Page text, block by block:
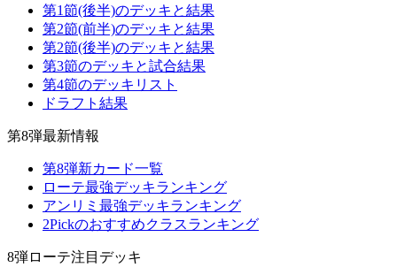
第1節(後半)のデッキと結果
第2節(前半)のデッキと結果
第2節(後半)のデッキと結果
第3節のデッキと試合結果
第4節のデッキリスト
ドラフト結果
第8弾最新情報
第8弾新カード一覧
ローテ最強デッキランキング
アンリミ最強デッキランキング
2Pickのおすすめクラスランキング
8弾ローテ注目デッキ